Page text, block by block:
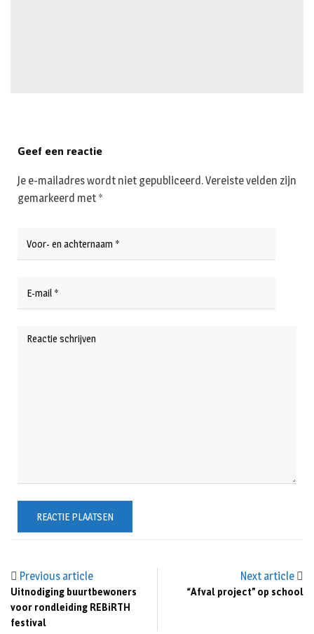
Previous article
Uitnodiging buurtbewoners
voor rondleiding REBiRTH
festival
Next article
“Afval project” op school
Geef een reactie
Je e-mailadres wordt niet gepubliceerd.Vereiste velden zijn
gemarkeerd met *